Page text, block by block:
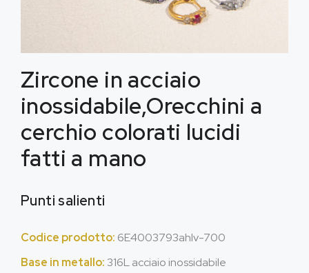
Zircone in acciaio
inossidabile,Orecchini a
cerchio colorati lucidi
fatti a mano
Punti salienti
Codice prodotto: 6E4003793ahlv-700
Base in metallo: 316L acciaio inossidabile